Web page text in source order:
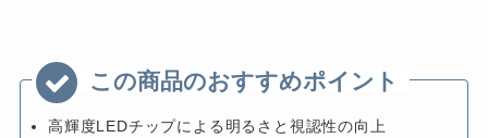
高輝度LEDチップによる明るさと視認性の向上